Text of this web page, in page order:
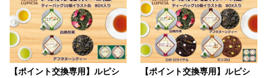
【ポイント交換専用】ルピシ
【ポイント交換専用】ルピシ